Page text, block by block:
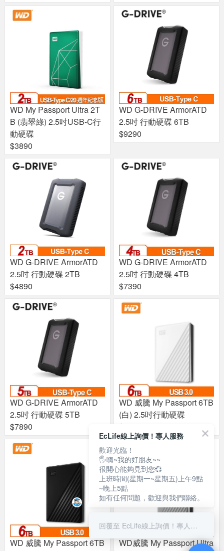
WD My Passport Ultra 2T
B (翡翠綠) 2.5吋USB-C行
動硬碟
$3890
WD G-DRIVE ArmorATD
2.5吋 行動硬碟 6TB
$9290
WD G-DRIVE ArmorATD
2.5吋 行動硬碟 2TB
$4890
WD G-DRIVE ArmorATD
2.5吋 行動硬碟 4TB
$7390
WD G-DRIVE ArmorATD
2.5吋 行動硬碟 5TB
$7890
WD 威騰 My Passport 6TB
(白) 2.5吋行動硬碟
$6890
WD 威騰 My Passport 6TB
WD威騰 My Passport Ultra
EcLife線上詢價！專人服務
歡迎光臨！
🖐嗨~我的好朋友~~
很開心能夠見到您💞
上班時間(星期一~星期五)上午9點
~晚上5點
如有任何問題，歡迎與我們聯絡。
回覆至 EcLife線上詢價！專人服務